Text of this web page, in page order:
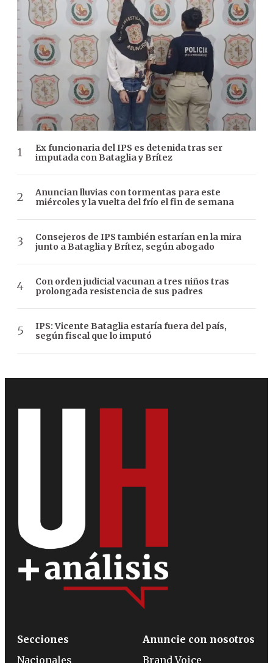
Ex funcionaria del IPS es detenida tras ser
imputada con Bataglia y Brítez
Anuncian lluvias con tormentas para este
miércoles y la vuelta del frío el fin de semana
Consejeros de IPS también estarían en la mira
junto a Bataglia y Brítez, según abogado
Con orden judicial vacunan a tres niños tras
prolongada resistencia de sus padres
IPS: Vicente Bataglia estaría fuera del país,
según fiscal que lo imputó
Secciones
Nacionales
Anuncie con nosotros
Brand Voice